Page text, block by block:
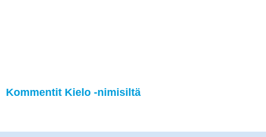
Kommentit Kielo -nimisiltä